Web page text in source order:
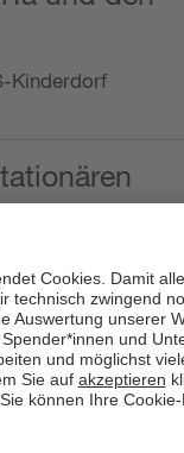
Kinderdorf
- max. 38,5
als